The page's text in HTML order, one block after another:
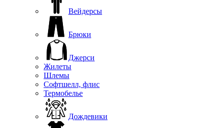
Вейдерсы
Брюки
Джерси
Жилеты
Шлемы
Софтшелл, флис
Термобелье
Дождевики